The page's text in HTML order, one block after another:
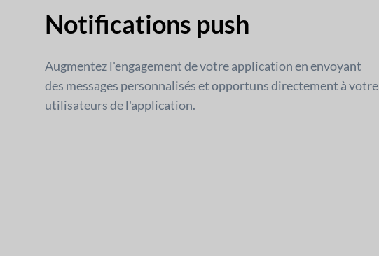
Notifications push
Augmentez l'engagement de votre application en envoyant
des messages personnalisés et opportuns directement à votre
utilisateurs de l'application.